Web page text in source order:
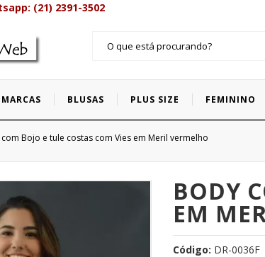
(21) 2391-3502
MARCAS BLUSAS PLUS SIZE FEMININO
Bojo e tule costas com Vies em Meril vermelho
BODY
EM
Código: DR-0036F